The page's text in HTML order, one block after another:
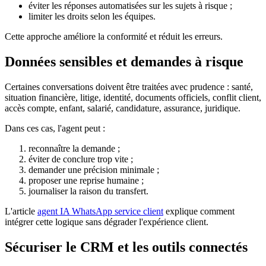
éviter les réponses automatisées sur les sujets à risque ;
limiter les droits selon les équipes.
Cette approche améliore la conformité et réduit les erreurs.
Données sensibles et demandes à risque
Certaines conversations doivent être traitées avec prudence : santé,
situation financière, litige, identité, documents officiels, conflit client,
accès compte, enfant, salarié, candidature, assurance, juridique.
Dans ces cas, l'agent peut :
reconnaître la demande ;
éviter de conclure trop vite ;
demander une précision minimale ;
proposer une reprise humaine ;
journaliser la raison du transfert.
L'article agent IA WhatsApp service client explique comment
intégrer cette logique sans dégrader l'expérience client.
Sécuriser le CRM et les outils connectés